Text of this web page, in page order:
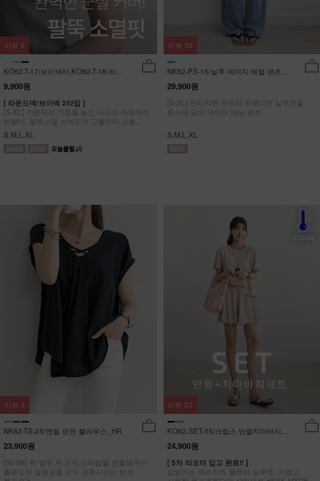
KO62-T-17/브이넥티,KO62-T-18/라운
드티_YN
9,900원
[ 라운드넥/브이넥 2타입 ]
[S-XL] 기본티의 기준을 높인 나크의 자체제작
반팔티. 팔뚝소멸 소매핏의 고퀄리티 상품
#NAK MADE.
S,M,L,XL
리뷰 5
NK62-PS-15/닐루 데미지 배럴 팬츠
_HR
29,900원
[S-XL] 빈티지한 무드와 트렌디한 실루엣을
동시에 담은 와이드 데님 팬츠
S,M,L,XL
리뷰 35
NK62-TS-25/엔릴 반전 블라우스_HR
23,900원
[55-88] 한 벌로 두 가지 스타일을 연출해주는
활용도와 실용성을 모두 만족시키는 반전
리뷰 3
KO62-SET-05/크립스 반팔치마바지세
트_HR
24,900원
[ 5차 리오더 입고 완료!! ]
살랑이는 텍스처와 플레어 실루엣, 가볍고
리뷰 23